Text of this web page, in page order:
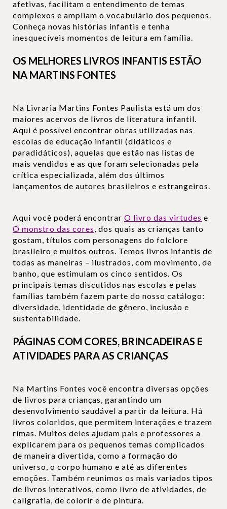
afetivas, facilitam o entendimento de temas
complexos e ampliam o vocabulário dos pequenos.
Conheça novas histórias infantis e tenha
inesquecíveis momentos de leitura em família.
OS MELHORES LIVROS INFANTIS ESTÃO
NA MARTINS FONTES
Na Livraria Martins Fontes Paulista está um dos
maiores acervos de livros de literatura infantil.
Aqui é possível encontrar obras utilizadas nas
escolas de educação infantil (didáticos e
paradidáticos), aquelas que estão nas listas de
mais vendidos e as que foram selecionadas pela
crítica especializada, além dos últimos
lançamentos de autores brasileiros e estrangeiros.
Aqui você poderá encontrar O livro das virtudes e
O monstro das cores, dos quais as crianças tanto
gostam, títulos com personagens do folclore
brasileiro e muitos outros. Temos livros infantis de
todas as maneiras – ilustrados, com movimento, de
banho, que estimulam os cinco sentidos. Os
principais temas discutidos nas escolas e pelas
famílias também fazem parte do nosso catálogo:
diversidade, identidade de gênero, inclusão e
sustentabilidade.
PÁGINAS COM CORES, BRINCADEIRAS E
ATIVIDADES PARA AS CRIANÇAS
Na Martins Fontes você encontra diversas opções
de livros para crianças, garantindo um
desenvolvimento saudável a partir da leitura. Há
livros coloridos, que permitem interações e trazem
rimas. Muitos deles ajudam pais e professores a
explicarem para os pequenos temas complicados
de maneira divertida, como a formação do
universo, o corpo humano e até as diferentes
emoções. Também reunimos os mais variados tipos
de livros interativos, como livro de atividades, de
caligrafia, de colorir e de pintura.